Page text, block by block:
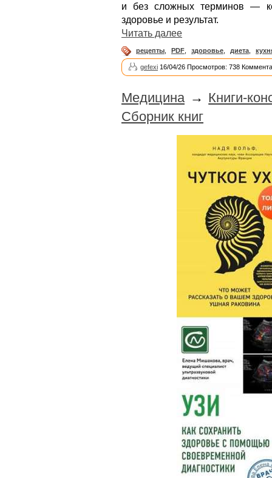
и без сложных терминов —
здоровье и результат.
Читать далее
рецепты PDF здоровье диета
gefexi 16/04/26 Просмотров: 738
Медицина → Книги-
Сборник книг